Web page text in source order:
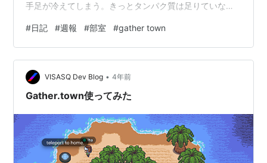
手足が冷えてしまう。きっとタンパク質は足りていない
ろがある。実際の体のサイズより一回り小さいつもりで
生活している気がする。体を維持するために多めのタン
パク質を食べなければならないのだが、感覚に従うと少
なくなってしまうのだ。 料理は感覚で作ってしまうの
で、間食で調整することになる。だが、間食でタンパク
#日記 #週報 #部室 #gather town
VISASQ Dev Blog • 4年前
Gather.town使ってみた